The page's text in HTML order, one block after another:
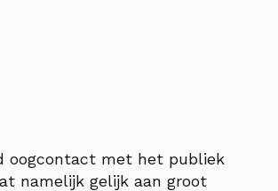
oogcontact met het publiek
namelijk gelijk aan groot